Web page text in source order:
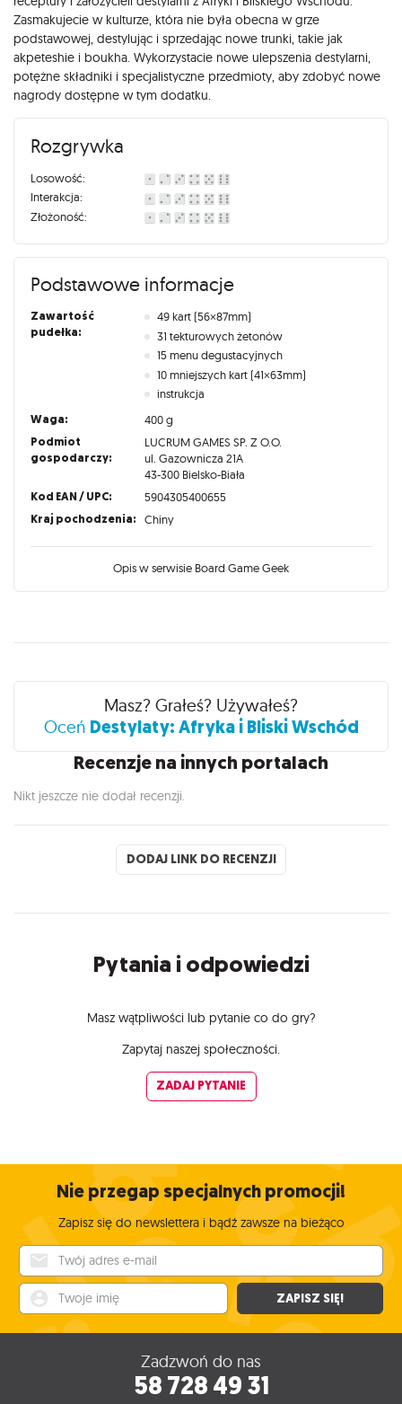
Zasmakujecie w kulturze, która nie była obecna w grze
podstawowej, destylując i sprzedając nowe trunki, takie jak
akpeteshie i boukha. Wykorzystacie nowe ulepszenia destylarni,
potężne składniki i specjalistyczne przedmioty, aby zdobyć nowe
nagrody dostępne w tym dodatku.
Rozgrywka
Losowość:
Interakcja:
Złożoność:
Podstawowe informacje
Zawartość
pudełka:
49 kart (56×87mm)
31 tekturowych żetonów
15 menu degustacyjnych
10 mniejszych kart (41×63mm)
instrukcja
Waga: 400 g
Podmiot
gospodarczy:
LUCRUM GAMES SP. Z O.O.
ul. Gazownicza 21A
43-300 Bielsko-Biała
Kod EAN / UPC: 5904305400655
Kraj pochodzenia: Chiny
Opis w serwisie Board Game Geek
Recenzje
Masz? Grałeś? Używałeś?
Oceń Destylaty: Afryka i Bliski Wschód
Recenzje na innych portalach
Nikt jeszcze nie dodał recenzji.
DODAJ LINK DO RECENZJI
Pytania i odpowiedzi
Masz wątpliwości lub pytanie co do gry?
Zapytaj naszej społeczności.
ZADAJ PYTANIE
Nie przegap specjalnych promocji!
Zapisz się do newslettera i bądź zawsze na bieżąco
ZAPISZ SIĘ!
Zadzwoń do nas
58 728 49 31